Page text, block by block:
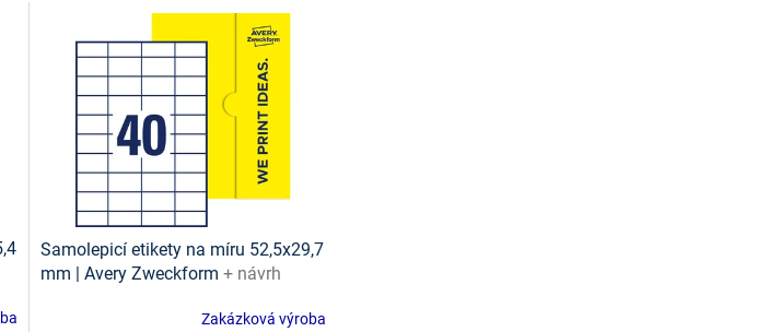
Samolepicí etikety na míru 52,5x29,7
mm | Avery Zweckform + návrh
Zakázková výroba